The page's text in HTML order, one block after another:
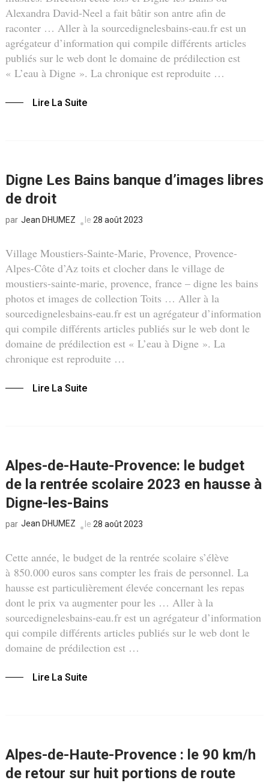
Alexandra David-Neel a fait bâtir son antre afin de
raconter … Aller à la sourcedignelesbains-eau.fr est un
agrégateur d’information qui compile différents articles
publiés sur le web dont le domaine de prédilection est
« L’eau à Digne ». La chronique est reproduite …
Lire La Suite
Digne Les Bains banque d’images libres
de droit
par Jean DHUMEZ le 28 août 2023
Village Moustiers-Sainte-Marie, Provence, Provence-
Alpes-Côte d’Az toits et clocher dans le village de
moustiers-sainte-marie, provence, france – digne les bains
photos et images de collection Toits … Aller à la
sourcedignelesbains-eau.fr est un agrégateur d’information
qui compile différents articles publiés sur le web dont le
domaine de prédilection est « L’eau à Digne ». La
chronique est reproduite …
Lire La Suite
Alpes-de-Haute-Provence: le budget
de la rentrée scolaire 2023 en hausse à
Digne-les-Bains
par Jean DHUMEZ le 28 août 2023
Cette année, le budget de la rentrée scolaire s’élève
à 850.000 euros sans compter les frais de personnel. La
hausse est particulièrement élevée concernant les repas
dont le prix va augmenter pour les … Aller à la
sourcedignelesbains-eau.fr est un agrégateur d’information
qui compile différents articles publiés sur le web dont le
domaine de prédilection est …
Lire La Suite
Alpes-de-Haute-Provence : le 90 km/h
de retour sur huit portions de route